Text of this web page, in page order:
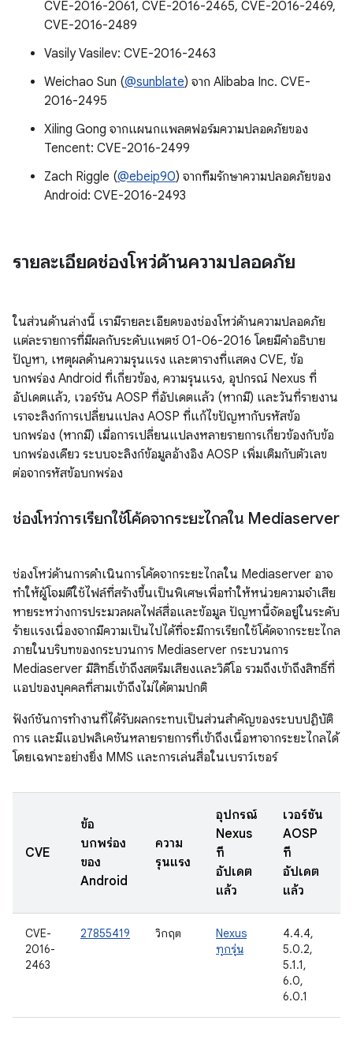
CVE-2016-2061, CVE-2016-2465, CVE-2016-2469,
CVE-2016-2489
Vasily Vasilev: CVE-2016-2463
Weichao Sun (@sunblate) จาก Alibaba Inc. CVE-
2016-2495
Xiling Gong จากแผนกแพลตฟอร์มความปลอดภัยของ
Tencent: CVE-2016-2499
Zach Riggle (@ebeip90) จากทีมรักษาความปลอดภัยของ
Android: CVE-2016-2493
รายละเอียดช่องโหว่ด้านความปลอดภัย
ในส่วนด้านล่างนี้ เรามีรายละเอียดของช่องโหว่ด้านความปลอดภัย
แต่ละรายการที่มีผลกับระดับแพตช์ 01-06-2016 โดยมีคำอธิบาย
ปัญหา, เหตุผลด้านความรุนแรง และตารางที่แสดง CVE, ข้อ
บกพร่อง Android ที่เกี่ยวข้อง, ความรุนแรง, อุปกรณ์ Nexus ที่
อัปเดตแล้ว, เวอร์ชัน AOSP ที่อัปเดตแล้ว (หากมี) และวันที่รายงาน
เราจะลิงก์การเปลี่ยนแปลง AOSP ที่แก้ไขปัญหากับรหัสข้อ
บกพร่อง (หากมี) เมื่อการเปลี่ยนแปลงหลายรายการเกี่ยวข้องกับข้อ
บกพร่องเดียว ระบบจะลิงก์ข้อมูลอ้างอิง AOSP เพิ่มเติมกับตัวเลข
ต่อจากรหัสข้อบกพร่อง
ช่องโหว่การเรียกใช้โค้ดจากระยะไกลใน Mediaserver
ช่องโหว่ด้านการดำเนินการโค้ดจากระยะไกลใน Mediaserver อาจ
ทำให้ผู้โจมตีใช้ไฟล์ที่สร้างขึ้นเป็นพิเศษเพื่อทำให้หน่วยความจำเสีย
หายระหว่างการประมวลผลไฟล์สื่อและข้อมูล ปัญหานี้จัดอยู่ในระดับ
ร้ายแรงเนื่องจากมีความเป็นไปได้ที่จะมีการเรียกใช้โค้ดจากระยะไกล
ภายในบริบทของกระบวนการ Mediaserver กระบวนการ
Mediaserver มีสิทธิ์เข้าถึงสตรีมเสียงและวิดีโอ รวมถึงเข้าถึงสิทธิ์ที่
แอปของบุคคลที่สามเข้าถึงไม่ได้ตามปกติ
ฟังก์ชันการทำงานที่ได้รับผลกระทบเป็นส่วนสำคัญของระบบปฏิบัติ
การ และมีแอปพลิเคชันหลายรายการที่เข้าถึงเนื้อหาจากระยะไกลได้
โดยเฉพาะอย่างยิ่ง MMS และการเล่นสื่อในเบราว์เซอร์
CVE
ข้อ
บกพร่อง
ของ
Android
ความ
รุนแรง
อุปกรณ์
Nexus
ที่
อัปเดต
แล้ว
เวอร์ชัน
AOSP
ที่
อัปเดต
แล้ว
CVE-
2016-
2463
27855419 วิกฤต
Nexus
ทุกรุ่น
4.4.4,
5.0.2,
5.1.1,
6.0,
6.0.1